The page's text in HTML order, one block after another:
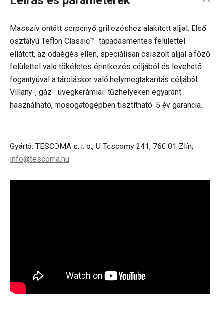
Masszív öntött serpenyő grillezéshez alakított aljjal. Első
osztályú Teflon Classic™ tapadásmentes felülettel
ellátott, az odaégés ellen, speciálisan csiszolt aljjal a főző
felülettel való tökéletes érintkezés céljából és levehető
fogantyúval a tároláskor való helymegtakarítás céljából.
Villany-, gáz-, üvegkerámiai tűzhelyeken egyaránt
használható, mosogatógépben tisztítható. 5 év garancia.
Gyártó: TESCOMA s. r. o., U Tescomy 241, 760 01 Zlín;
info@tescoma.hu